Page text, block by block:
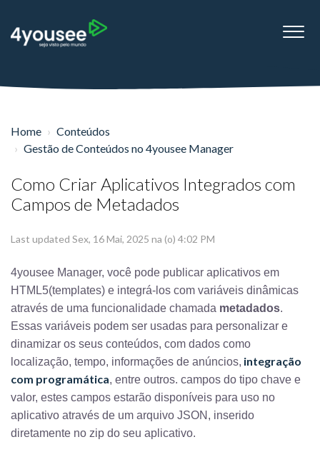
Home
Conteúdos
Gestão de Conteúdos no 4yousee Manager
Como Criar Aplicativos Integrados com
Campos de Metadados
Last updated Sex, 16 Mai, 2025 na (o) 4:02 PM
4yousee Manager, você pode publicar aplicativos em
HTML5(templates) e integrá-los com variáveis dinâmicas
através de uma funcionalidade chamada metadados.
Essas variáveis podem ser usadas para personalizar e
dinamizar os seus conteúdos, com dados como
localização, tempo, informações de anúncios, integração
com programática, entre outros. campos do tipo chave e
valor, estes campos estarão disponíveis para uso no
aplicativo através de um arquivo JSON, inserido
diretamente no zip do seu aplicativo.